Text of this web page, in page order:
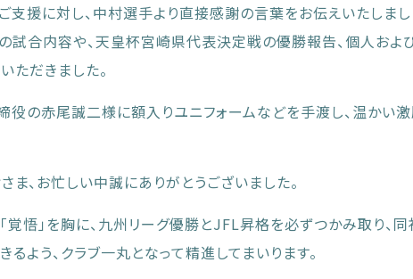
支援に対し、中村選手より直接感謝の言葉をお伝えいたしまし
試合内容や、天皇杯宮崎県代表決定戦の優勝報告、個人およ
ただきました。
役の赤尾誠二様に額入りユニフォームなどを手渡し、温かい
、お忙しい中誠にありがとうございました。
覚悟」を胸に、九州リーグ優勝とJFL昇格を必ずつかみ取り、
よう、クラブ一丸となって精進してまいります。